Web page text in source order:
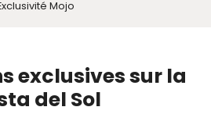
Mojo
exclusives sur la
del Sol